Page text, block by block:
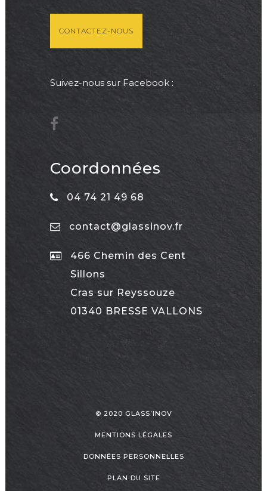
CONTACTEZ-NOUS
Suivez-nous sur Facebook :
Coordonnées
04 74 21 49 68
contact@glassinov.fr
466 Chemin des Cent
Sillons
Cras sur Reyssouze
01340 BRESSE VALLONS
© 2020 GLASS’INOV
MENTIONS LÉGALES
DONNÉES PERSONNELLES
PLAN DU SITE